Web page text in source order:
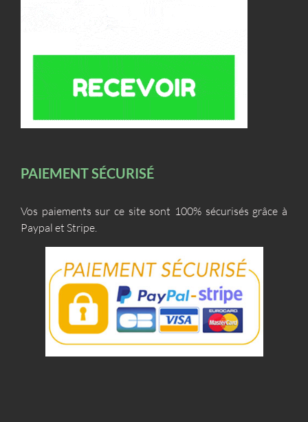
PAIEMENT SÉCURISÉ
Vos paiements sur ce site sont 100% sécurisés grâce à
Paypal et Stripe.